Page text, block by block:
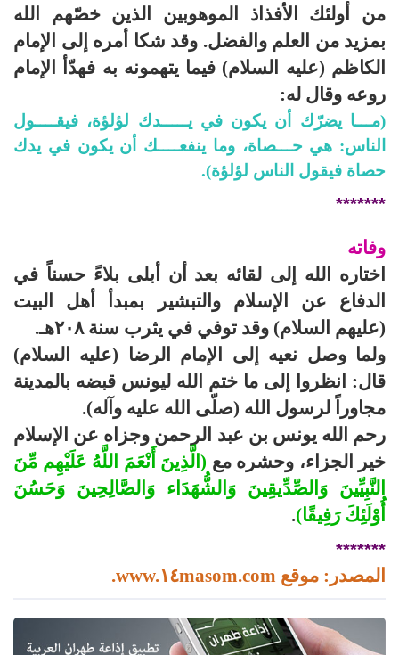
من أولئك الأفذاذ الموهوبين الذين خصّهم الله
بمزيد من العلم والفضل. وقد شكا أمره إلى الإمام
الكاظم (عليه السلام) فيما يتهمونه به فهدّأ الإمام
روعه وقال له:
(مـــا يضرّك أن يكون في يـــــدك لؤلؤة، فيقــــول
الناس: هي حـــصاة، وما ينفعــــك أن يكون في يدك
حصاة فيقول الناس لؤلؤة).
*******
وفاته
اختاره الله إلى لقائه بعد أن أبلى بلاءً حسناً في
الدفاع عن الإسلام والتبشير بمبدأ أهل البيت
(عليهم السلام) وقد توفي في يثرب سنة ۲۰۸هـ.
ولما وصل نعيه إلى الإمام الرضا (عليه السلام)
قال: انظروا إلى ما ختم الله ليونس قبضه بالمدينة
مجاوراً لرسول الله (صلّى الله عليه وآله).
رحم الله يونس بن عبد الرحمن وجزاه عن الإسلام
خير الجزاء، وحشره مع (الَّذِينَ أَنْعَمَ اللَّهُ عَلَيْهِم مِّنَ
النَّبِيِّينَ وَالصِّدِّيقِينَ وَالشُّهَدَاء وَالصَّالِحِينَ وَحَسُنَ
أُوْلَئِكَ رَفِيقًا).
*******
المصدر: موقع www.۱٤masom.com.